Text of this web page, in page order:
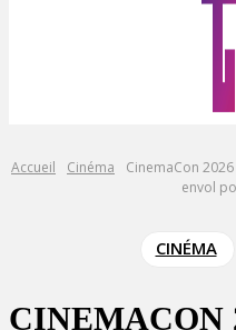
Accueil Cinéma
CinemaCon
envol
CINÉMA
CINEMACON